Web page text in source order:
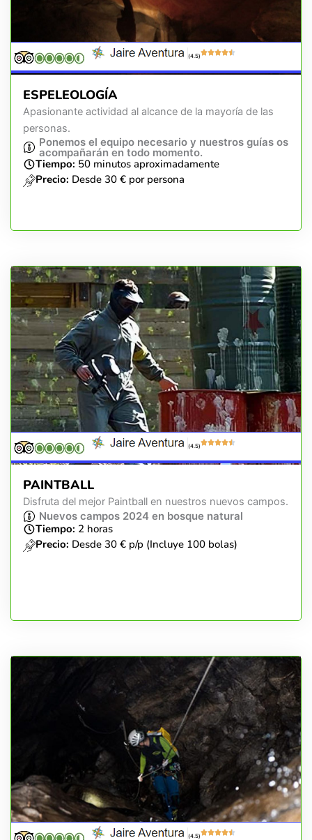
(4.5)
ESPELEOLOGÍA
Apasionante actividad al alcance de la mayoría de las
personas.
Ponemos el equipo necesario y nuestros guías os
acompañarán en todo momento.
Tiempo: 50 minutos aproximadamente
Precio: Desde 30 € por persona
(4.5)
PAINTBALL
Disfruta del mejor Paintball en nuestros nuevos campos.
Nuevos campos 2024 en bosque natural
Tiempo: 2 horas
Precio: Desde 30 € p/p (Incluye 100 bolas)
(4.5)